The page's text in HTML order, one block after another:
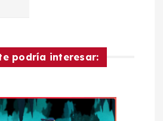
podría interesar: